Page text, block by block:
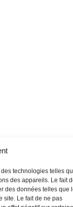
technologies telles
des appareils. Le fait
des données telles que
site. Le fait de ne pas